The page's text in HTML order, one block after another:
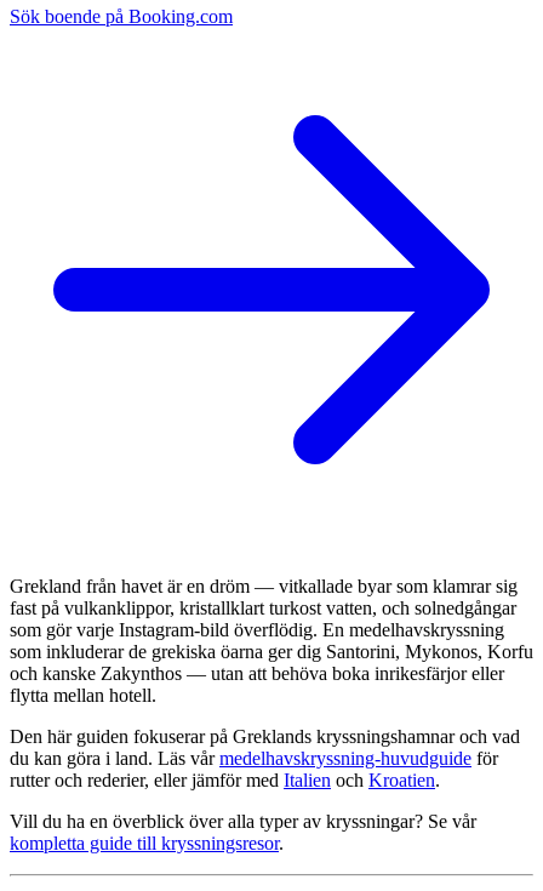
Sök boende på Booking.com
Grekland från havet är en dröm — vitkallade byar som klamrar sig
fast på vulkanklippor, kristallklart turkost vatten, och solnedgångar
som gör varje Instagram-bild överflödig. En medelhavskryssning
som inkluderar de grekiska öarna ger dig Santorini, Mykonos, Korfu
och kanske Zakynthos — utan att behöva boka inrikesfärjor eller
flytta mellan hotell.
Den här guiden fokuserar på Greklands kryssningshamnar och vad
du kan göra i land. Läs vårmedelhavskryssning-huvudguide för
rutter och rederier, eller jämför med Italien och Kroatien.
Vill du ha en överblick över alla typer av kryssningar? Se vår
kompletta guide till kryssningsresor.